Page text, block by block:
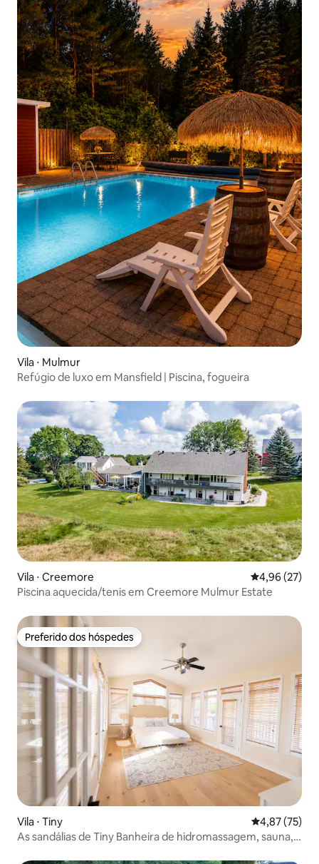
Vila ⋅ Mulmur
Refúgio de luxo em Mansfield | Piscina, fogueira
Vila ⋅ Creemore 4,96 de uma
4,96 (27)
Piscina aquecida/tenis em Creemore Mulmur Estate
Preferido dos hóspedes
Preferido dos hóspedes
Vila ⋅ Tiny 4,87 de uma
4,87 (75)
As sandálias de Tiny Banheira de hidromassagem, sauna,